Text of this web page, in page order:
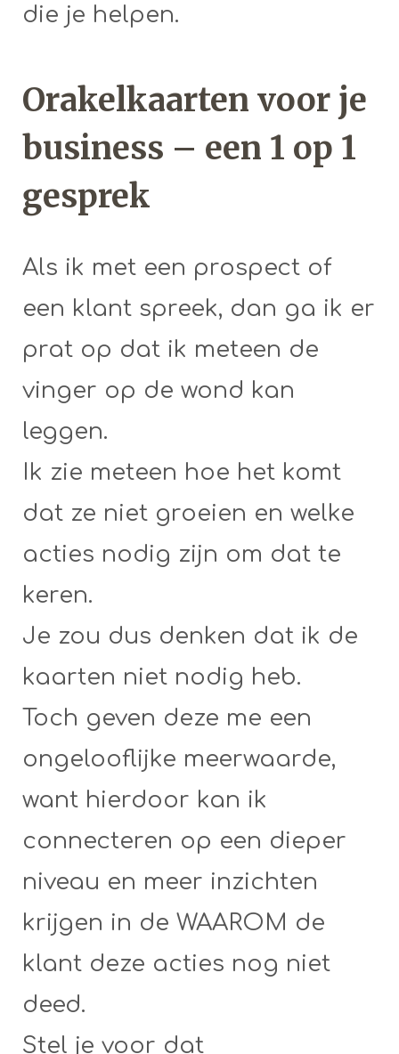
die je helpen.
Orakelkaarten voor je
business – een 1 op 1
gesprek
Als ik met een prospect of
een klant spreek, dan ga ik er
prat op dat ik meteen de
vinger op de wond kan
leggen.
Ik zie meteen hoe het komt
dat ze niet groeien en welke
acties nodig zijn om dat te
keren.
Je zou dus denken dat ik de
kaarten niet nodig heb.
Toch geven deze me een
ongelooflijke meerwaarde,
want hierdoor kan ik
connecteren op een dieper
niveau en meer inzichten
krijgen in de WAAROM de
klant deze acties nog niet
deed.
Stel je voor dat